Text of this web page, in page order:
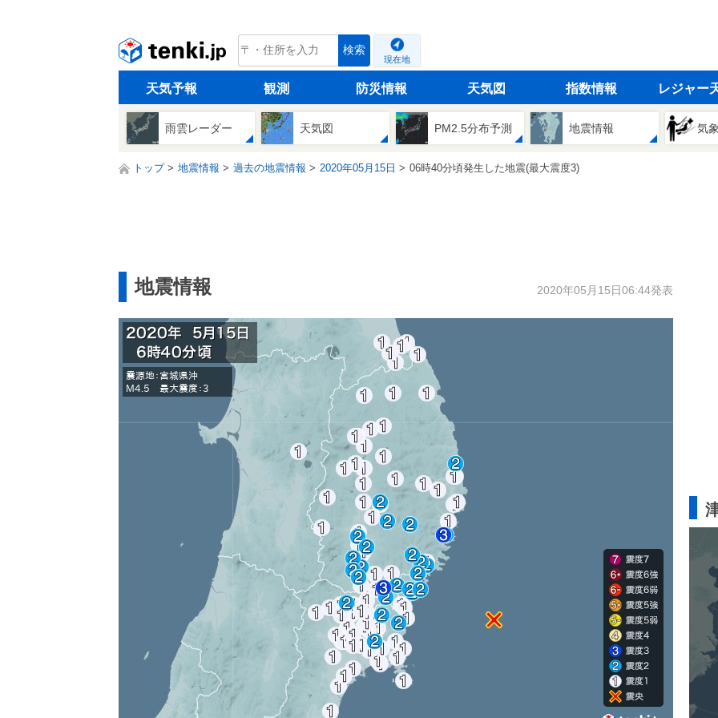
tenki.jp 検索
現在地
天気予報 観測 防災情報 天気図 指数情報 レジャー
雨雲レーダー 天気図 PM2.5分布予測 地震情報 気
トップ 地震情報 過去の地震情報 2020年05月15日 06時40分頃発生した地震(最大震度3)
地震情報 2020年05月15日06:44発表